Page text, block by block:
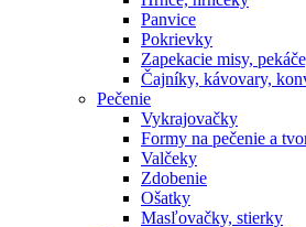
Panvice
Pokrievky
Zapekacie misy,
Čajníky, kávovary,
Pečenie
Vykrajovačky
Formy na pečenie a
Valčeky
Zdobenie
Ošatky
Masľovačky, stierky